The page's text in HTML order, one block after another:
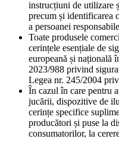
instrucțiuni de utilizare
precum și identificarea
a persoanei
Toate produsele
cerințele esențiale de
europeană și națională
2023/988 privind
Legea nr. 245/2004
În cazul în care pentru
jucării, dispozitive de
cerințe specifice
producători și puse la
consumatorilor, la